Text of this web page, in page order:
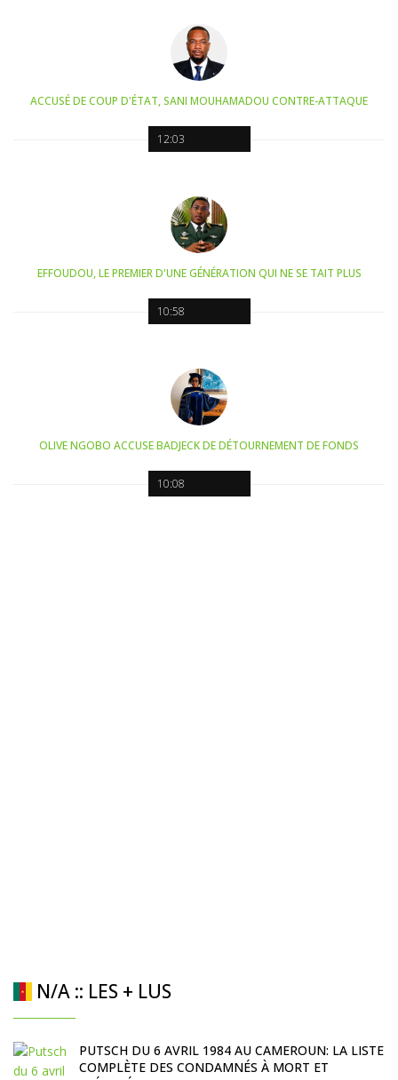
12:03
ACCUSÉ DE COUP D'ÉTAT, SANI MOUHAMADOU CONTRE-ATTAQUE
10:58
EFFOUDOU, LE PREMIER D'UNE GÉNÉRATION QUI NE SE TAIT PLUS
10:08
OLIVE NGOBO ACCUSE BADJECK DE DÉTOURNEMENT DE FONDS
N/A :: LES + LUS
PUTSCH DU 6 AVRIL 1984 AU CAMEROUN: LA LISTE
COMPLÈTE DES CONDAMNÉS À MORT ET